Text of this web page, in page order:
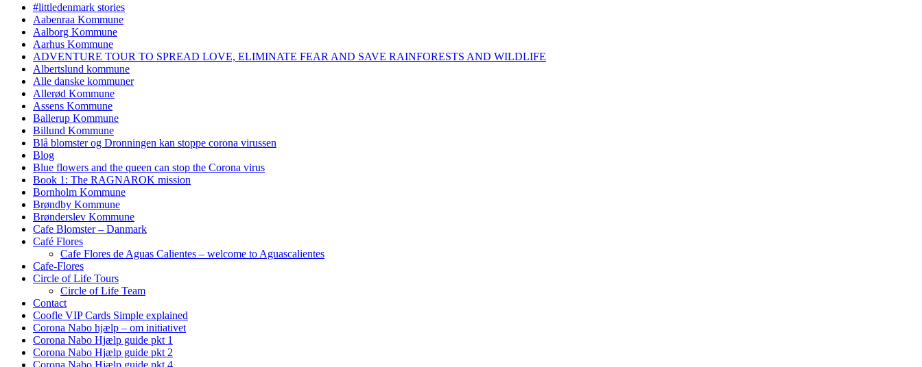
#littledenmark stories
Aabenraa Kommune
Aalborg Kommune
Aarhus Kommune
ADVENTURE TOUR TO SPREAD LOVE, ELIMINATE FEAR AND SAVE RAINFORESTS AND WILDLIFE
Albertslund kommune
Alle danske kommuner
Allerød Kommune
Assens Kommune
Ballerup Kommune
Billund Kommune
Blå blomster og Dronningen kan stoppe corona virussen
Blog
Blue flowers and the queen can stop the Corona virus
Book 1: The RAGNAROK mission
Bornholm Kommune
Brøndby Kommune
Brønderslev Kommune
Cafe Blomster – Danmark
Café Flores
Cafe Flores de Aguas Calientes – welcome to Aguascalientes
Cafe-Flores
Circle of Life Tours
Circle of Life Team
Contact
Coofle VIP Cards Simple explained
Corona Nabo hjælp – om initiativet
Corona Nabo Hjælp guide pkt 1
Corona Nabo Hjælp guide pkt 2
Corona Nabo Hjælp guide pkt 4